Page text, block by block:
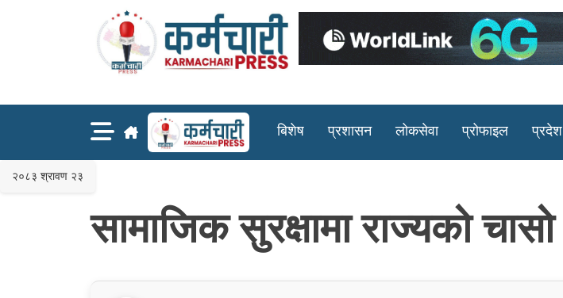
बिशेष प्रशासन लोकसेवा प्रोफाइल प्रदेश
२०८३ श्रावण २३
सामाजिक सुरक्षामा राज्यको चासो